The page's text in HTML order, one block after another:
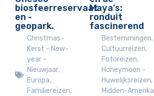
biosfeerreservaat
en -
geopark.
Christmas-
Kerst - New-
year -
Nieuwjaar,
Europa,
Familiereizen,
Maya’s:
ronduit
fascinerend
Bestemmingen,
Cultuurreizen,
Fotoreizen,
Honeymoon -
Huwelijksreizen,
Midden-Amerika